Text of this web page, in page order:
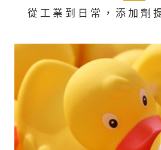
從工業到日常，添加劑